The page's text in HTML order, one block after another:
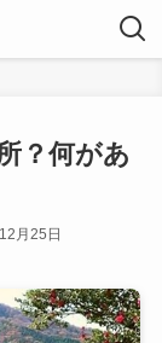
？何があ
月25日